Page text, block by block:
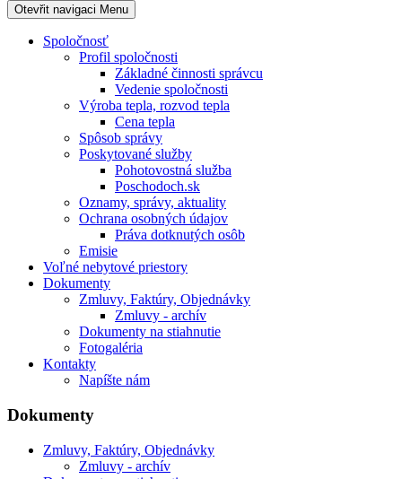
Otevřit navigaci Menu
Spoločnosť
Profil spoločnosti
Základné činnosti správcu
Vedenie spoločnosti
Výroba tepla, rozvod tepla
Cena tepla
Spôsob správy
Poskytované služby
Pohotovostná služba
Poschodoch.sk
Oznamy, správy, aktuality
Ochrana osobných údajov
Práva dotknutých osôb
Emisie
Voľné nebytové priestory
Dokumenty
Zmluvy, Faktúry, Objednávky
Zmluvy - archív
Dokumenty na stiahnutie
Fotogaléria
Kontakty
Napíšte nám
Dokumenty
Zmluvy, Faktúry, Objednávky
Zmluvy - archív